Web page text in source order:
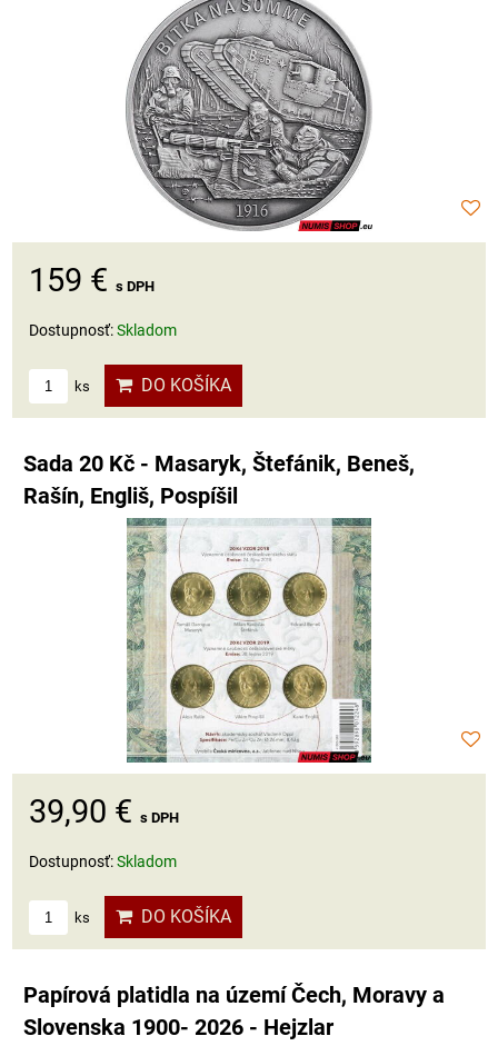
159 € s DPH
Dostupnosť:Skladom
ks DO KOŠÍKA
Sada 20 Kč - Masaryk, Štefánik, Beneš,
Rašín, Engliš, Pospíšil
39,90 € s DPH
Dostupnosť:Skladom
ks DO KOŠÍKA
Papírová platidla na území Čech, Moravy a
Slovenska 1900- 2026 - Hejzlar